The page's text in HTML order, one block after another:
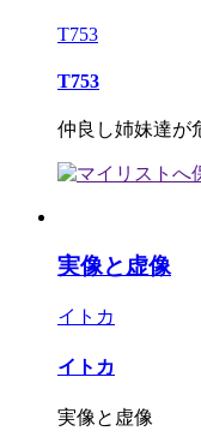
T753
T753
仲良し姉妹達が
実像と虚像
イトカ
イトカ
実像と虚像